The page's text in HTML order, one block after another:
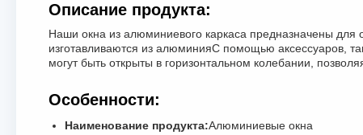
Описание продукта:
Наши окна из алюминиевого каркаса предназначены для
изготавливаются из алюминияС помощью аксессуаров,
могут быть открыты в горизонтальном колебании,
Особенности:
Наименование продукта:Алюминиевые окна